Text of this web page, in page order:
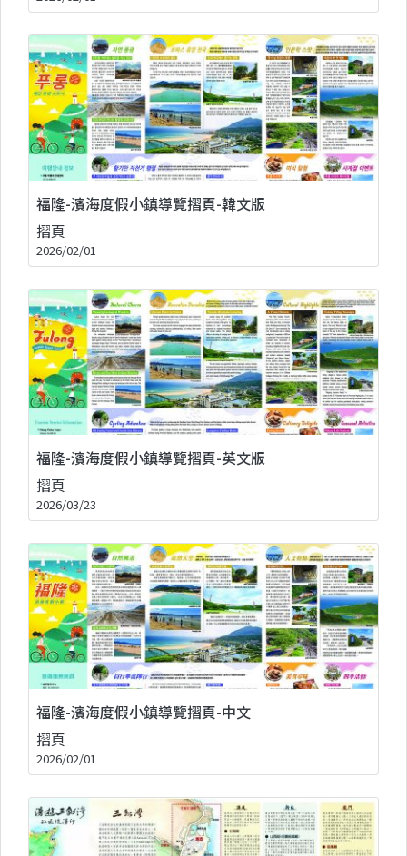
福隆-濱海度假小鎮導覽摺頁-韓文版
摺頁
2026/02/01
福隆-濱海度假小鎮導覽摺頁-英文版
摺頁
2026/03/23
福隆-濱海度假小鎮導覽摺頁-中文
摺頁
2026/02/01